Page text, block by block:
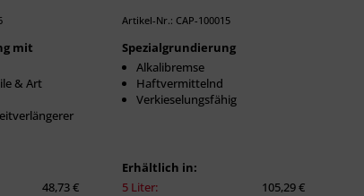
mit
& Art
48,73 €
Artikel-Nr.: CAP-100015
Spezialgrundierung
Alkalibremse
Haftvermittelnd
Verkieselungsfähig
Erhältlich in:
5 Liter:
105,29 €